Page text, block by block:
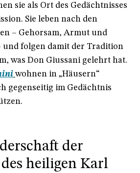
sie als Ort des Gedächtnisses
Sie leben nach den
– Gehorsam, Armut und
folgen damit der Tradition
was Don Giussani gelehrt hat.
wohnen in „Häusern“
gegenseitig im Gedächtnis
der
heiligen Karl